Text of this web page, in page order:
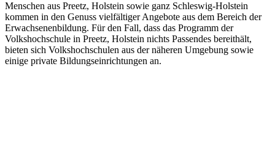
Menschen aus Preetz, Holstein sowie ganz Schleswig-Holstein
kommen in den Genuss vielfältiger Angebote aus dem Bereich der
Erwachsenenbildung. Für den Fall, dass das Programm der
Volkshochschule in Preetz, Holstein nichts Passendes bereithält,
bieten sich Volkshochschulen aus der näheren Umgebung sowie
einige private Bildungseinrichtungen an.